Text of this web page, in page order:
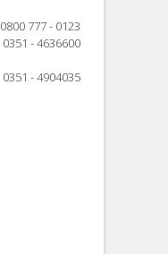
0800 777 - 0123
0351 - 4636600
0351 - 4904035